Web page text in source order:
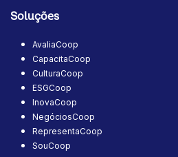
Soluções
AvaliaCoop
CapacitaCoop
CulturaCoop
ESGCoop
InovaCoop
NegóciosCoop
RepresentaCoop
SouCoop